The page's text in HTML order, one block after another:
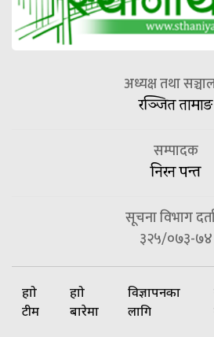
अध्यक्ष तथा
रञ्जित तामाङ
सम्पादक
निरन पन्त
सूचना विभाग
३२५/०७३-७४
हाम्रो
टीम
हाम्रो
बारेमा
विज्ञापनका
लागि